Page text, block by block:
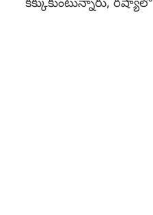
కక్కుకుంటున్నారు, రష్యాలో